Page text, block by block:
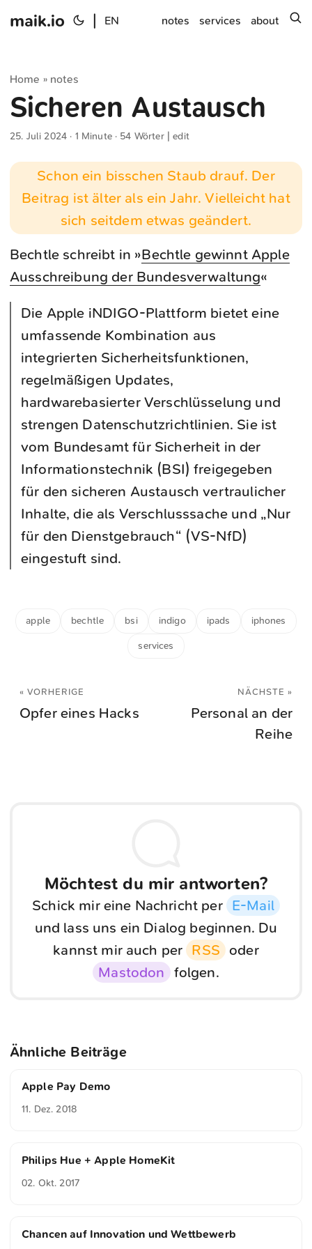
maik.io EN notes services about
Home » notes
Sicheren Austausch
25. Juli 2024 · 1 Minute · 54 Wörter |edit
Schon ein bisschen Staub drauf. Der
Beitrag ist älter als ein Jahr. Vielleicht hat
sich seitdem etwas geändert.
Bechtle schreibt in »Bechtle gewinnt Apple
Ausschreibung der Bundesverwaltung«
Die Apple iNDIGO-Plattform bietet eine
umfassende Kombination aus
integrierten Sicherheitsfunktionen,
regelmäßigen Updates,
hardwarebasierter Verschlüsselung und
strengen Datenschutzrichtlinien. Sie ist
vom Bundesamt für Sicherheit in der
Informationstechnik (BSI) freigegeben
für den sicheren Austausch vertraulicher
Inhalte, die als Verschlusssache und „Nur
für den Dienstgebrauch“ (VS-NfD)
eingestuft sind.
apple bechtle bsi indigo ipads iphones
services
« VORHERIGE
Opfer eines Hacks
NÄCHSTE »
Personal an der
Reihe
Möchtest du mir antworten?
Schick mir eine Nachricht per E-Mail
und lass uns ein Dialog beginnen. Du
kannst mir auch per RSS oder
Mastodon folgen.
Ähnliche Beiträge
Apple Pay Demo
11. Dez. 2018
Philips Hue + Apple HomeKit
02. Okt. 2017
Chancen auf Innovation und Wettbewerb